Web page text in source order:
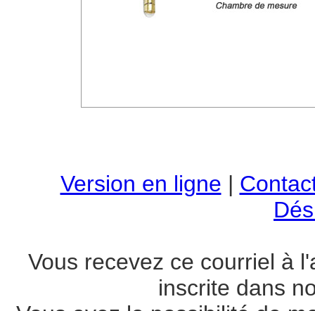
Version en ligne |
Vous recevez ce courriel à
inscrite dans